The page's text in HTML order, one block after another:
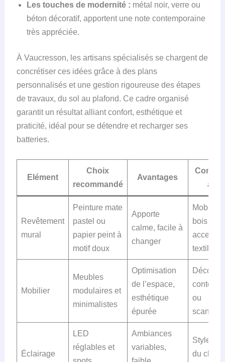
Les touches de modernité : métal noir, verre ou
béton décoratif, apportent une note contemporaine
très appréciée.
À Vaucresson, les artisans spécialisés se chargent de
concrétiser ces idées grâce à des plans
personnalisés et une gestion rigoureuse des étapes
de travaux, du sol au plafond. Ce cadre organisé
garantit un résultat alliant confort, esthétique et
praticité, idéal pour se détendre et recharger ses
batteries.
Elément
Choix
recommandé
Avantages
Revêtement
mural
Peinture mate
pastel ou
papier peint à
motif doux
Apporte
calme, facile à
changer
Mobilier
bois
textiles
Mobilier
Meubles
modulaires et
minimalistes
Optimisation
de l’espace,
esthétique
épurée
Décor
ou
Éclairage
LED
réglables et
Ambiances
variables,
Styles
du